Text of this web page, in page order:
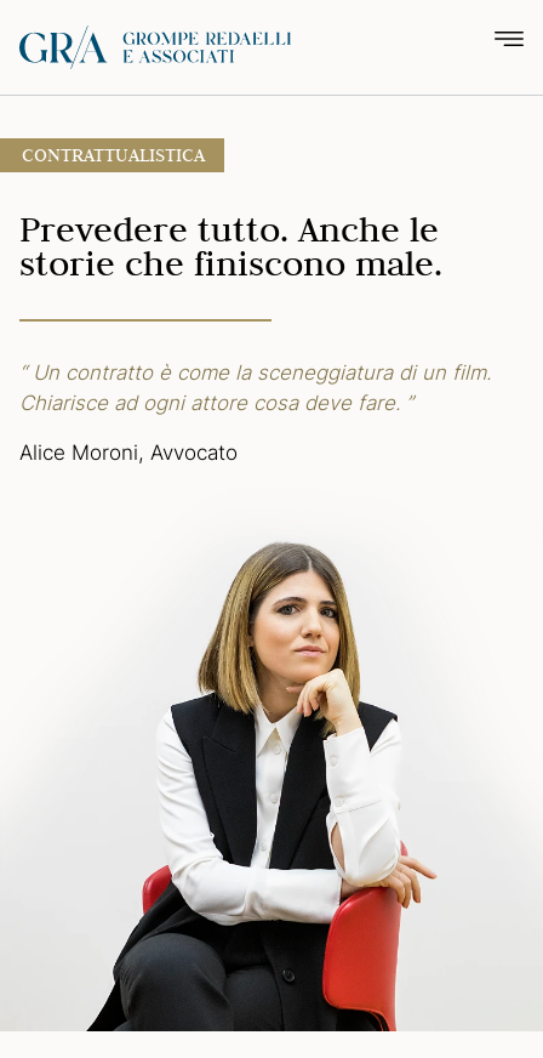
CONTRATTUALISTICA
Prevedere tutto.Anche le
storie che finiscono male.
“ Un contratto è come la sceneggiatura di un film.
Chiarisce ad ogni attore cosa deve fare. ”
Alice Moroni, Avvocato